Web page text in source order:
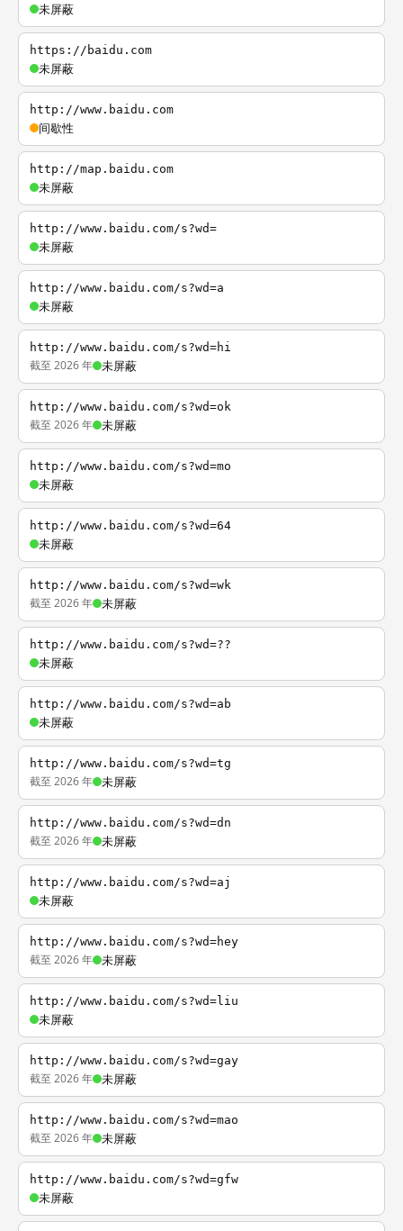
未屏蔽
https://baidu.com
未屏蔽
http://www.baidu.com
间歇性
http://map.baidu.com
未屏蔽
http://www.baidu.com/s?wd=
未屏蔽
http://www.baidu.com/s?wd=a
未屏蔽
http://www.baidu.com/s?wd=hi
截至 2026 年 未屏蔽
http://www.baidu.com/s?wd=ok
截至 2026 年 未屏蔽
http://www.baidu.com/s?wd=mo
未屏蔽
http://www.baidu.com/s?wd=64
未屏蔽
http://www.baidu.com/s?wd=wk
截至 2026 年 未屏蔽
http://www.baidu.com/s?wd=??
未屏蔽
http://www.baidu.com/s?wd=ab
未屏蔽
http://www.baidu.com/s?wd=tg
截至 2026 年 未屏蔽
http://www.baidu.com/s?wd=dn
截至 2026 年 未屏蔽
http://www.baidu.com/s?wd=aj
未屏蔽
http://www.baidu.com/s?wd=hey
截至 2026 年 未屏蔽
http://www.baidu.com/s?wd=liu
未屏蔽
http://www.baidu.com/s?wd=gay
截至 2026 年 未屏蔽
http://www.baidu.com/s?wd=mao
截至 2026 年 未屏蔽
http://www.baidu.com/s?wd=gfw
未屏蔽